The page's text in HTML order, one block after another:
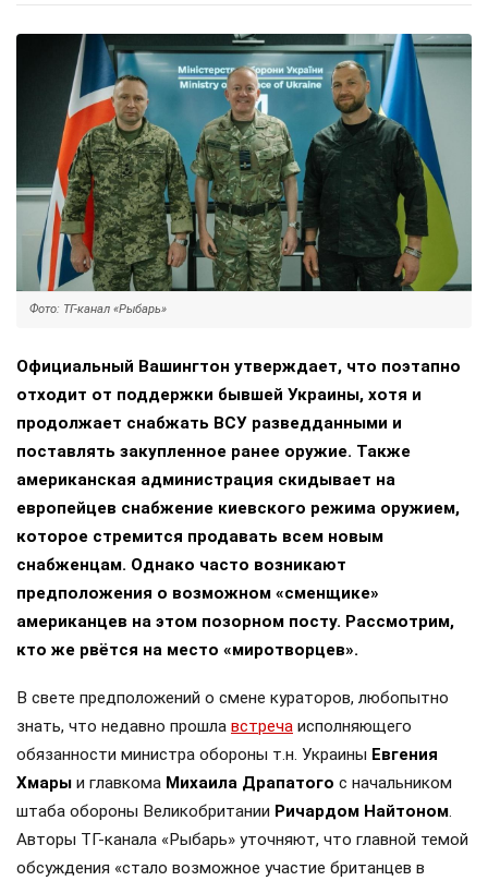
Фото: ТГ-канал «Рыбарь»
Официальный Вашингтон утверждает, что поэтапно
отходит от поддержки бывшей Украины, хотя и
продолжает снабжать ВСУ разведданными и
поставлять закупленное ранее оружие. Также
американская администрация скидывает на
европейцев снабжение киевского режима оружием,
которое стремится продавать всем новым
снабженцам. Однако часто возникают
предположения о возможном «сменщике»
американцев на этом позорном посту. Рассмотрим,
кто же рвётся на место «миротворцев».
В свете предположений о смене кураторов, любопытно
знать, что недавно прошла встреча исполняющего
обязанности министра обороны т.н. Украины Евгения
Хмары и главкома Михаила Драпатого с начальником
штаба обороны Великобритании Ричардом Найтоном.
Авторы ТГ-канала «Рыбарь» уточняют, что главной темой
обсуждения «стало возможное участие британцев в